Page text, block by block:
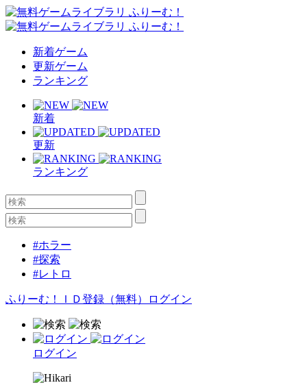
新着ゲーム
更新ゲーム
ランキング
新着
更新
ランキング
#ホラー
#探索
#レトロ
ふりーむ！ＩＤ登録（無料） ログイン
ログイン